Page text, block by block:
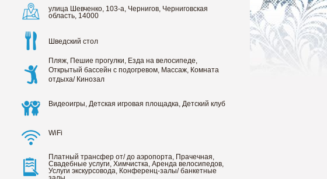
улица Шевченко, 103-а, Чернигов, Черниговская
область, 14000
Шведский стол
Пляж, Пешие прогулки, Езда на велосипеде,
Открытый бассейн с подогревом, Массаж, Комната
отдыха/ Кинозал
Видеоигры, Детская игровая площадка, Детский клуб
WiFi
Платный трансфер от/ до аэропорта, Прачечная,
Свадебные услуги, Химчистка, Аренда велосипедов,
Услуги экскурсовода, Конференц-залы/ банкетные